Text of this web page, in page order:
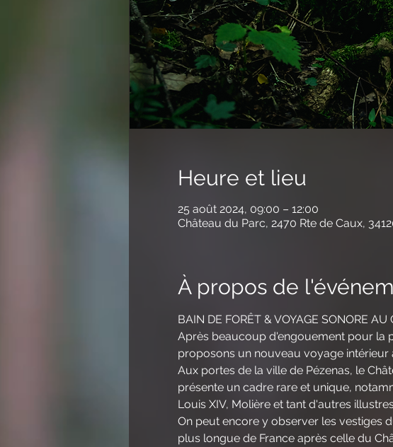
Heure et lieu
25 août 2024, 09:00 – 12:00
Château du Parc, 2470 Rte de Caux,
À propos de
BAIN DE FORÊT & VOYAGE SONORE AU
Après beaucoup d'engouement pour la
proposons un nouveau voyage intérieur
Aux portes de la ville de Pézenas, le
présente un cadre rare et unique,
Louis XIV, Molière et tant d'autres
On peut encore y observer les vestiges
plus longue de France après celle du